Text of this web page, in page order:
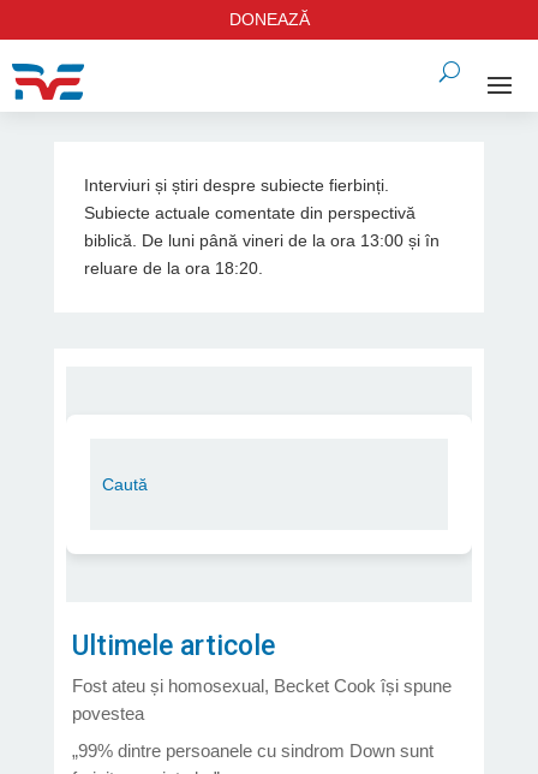
DONEAZĂ
Interviuri și știri despre subiecte fierbinți.
Subiecte actuale comentate din perspectivă
biblică. De luni până vineri de la ora 13:00 și în
reluare de la ora 18:20.
Ultimele articole
Fost ateu și homosexual, Becket Cook își spune
povestea
„99% dintre persoanele cu sindrom Down sunt